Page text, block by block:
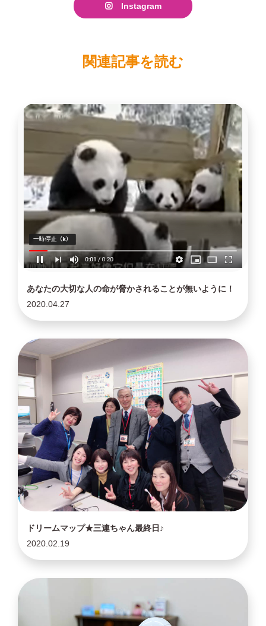
Instagram
関連記事を読む
あなたの大切な人の命が脅かされることが無いように！
2020.04.27
ドリームマップ★三連ちゃん最終日♪
2020.02.19